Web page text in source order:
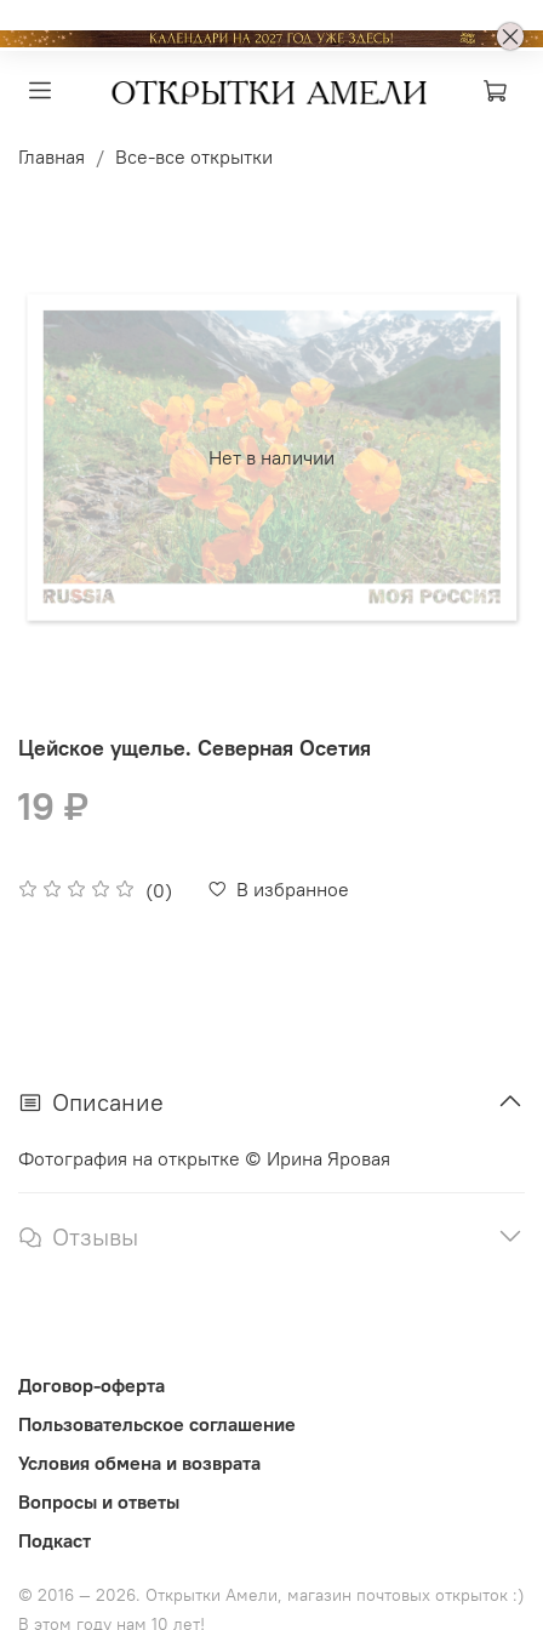
Главная Все-все открытки
Нет в наличии
Цейское ущелье. Северная Осетия
(0) В избранное
19 ₽
Описание
Фотография на открытке © Ирина Яровая
Отзывы
Договор-оферта
Пользовательское соглашение
Условия обмена и возврата
Вопросы и ответы
Подкаст
© 2016 — 2026. Открытки Амели, магазин почтовых открыток :)
В этом году нам 10 лет!